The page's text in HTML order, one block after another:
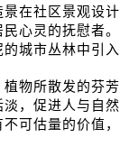
景在社区景观设
民心灵的抚慰者
城市丛林中引
植物所散发的芬
淡，促进人与自
可估量的价值